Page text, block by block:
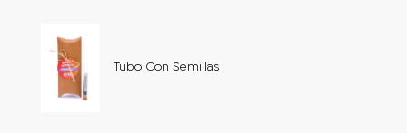
Tubo Con Semillas